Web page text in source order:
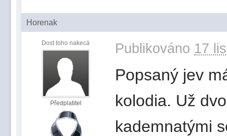
Horenak
Dost toho nakecá
Předplatitel
Publikováno 17
Popsaný jev
kolodia. Už
kademnatými